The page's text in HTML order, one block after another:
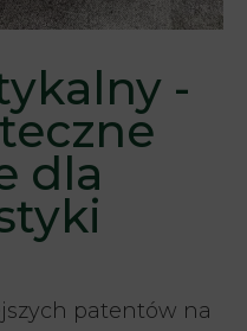
-
dla
patentów na